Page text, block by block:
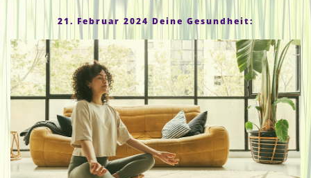
21. Februar 2024 Deine Gesundheit: